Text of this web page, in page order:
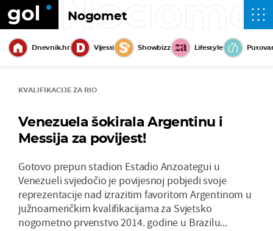
Nogomet
Dnevnik.hr Vijesti Showbizz Lifestyle
KVALIFIKACIJE ZA RIO
Venezuela šokirala Argentinu i
Messija za povijest!
Gotovo prepun stadion Estadio Anzoategui u
Venezueli svjedočio je povijesnoj pobjedi svoje
reprezentacije nad izrazitim favoritom Argentinom u
južnoameričkim kvalifikacijama za Svjetsko
nogometno prvenstvo 2014. godine u Brazilu...